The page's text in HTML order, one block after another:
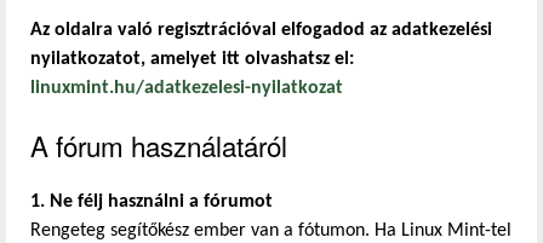
Az oldalra való regisztrációval elfogadod az adatkezelési
nyilatkozatot, amelyet itt olvashatsz el:
linuxmint.hu/adatkezelesi-nyilatkozat
A fórum használatáról
1. Ne félj használni a fórumot
Rengeteg segítőkész ember van a fótumon. Ha Linux Mint-tel